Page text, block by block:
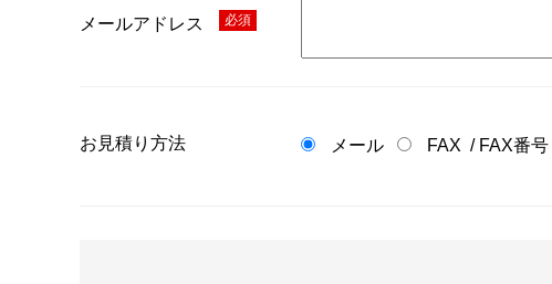
メールアドレス 必須
お見積り方法 メール FAX / FAX番号